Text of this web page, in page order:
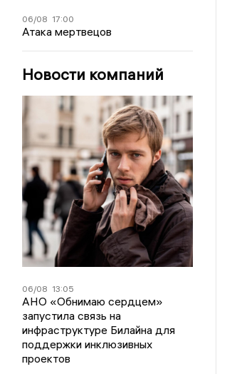
06/08 17:00
Атака мертвецов
Новости компаний
06/08 13:05
АНО «Обнимаю сердцем»
запустила связь на
инфраструктуре Билайна для
поддержки инклюзивных
проектов